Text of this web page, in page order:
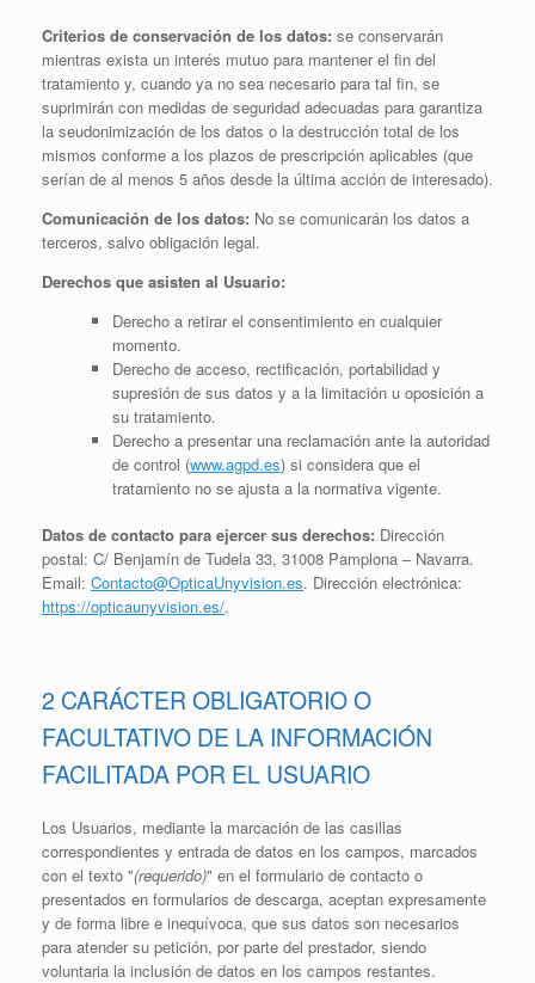
Criterios de conservación de los datos: se conservarán
mientras exista un interés mutuo para mantener el fin del
tratamiento y, cuando ya no sea necesario para tal fin, se
suprimirán con medidas de seguridad adecuadas para garantiza
la seudonimización de los datos o la destrucción total de los
mismos conforme a los plazos de prescripción aplicables (que
serían de al menos 5 años desde la última acción de interesado).
Comunicación de los datos: No se comunicarán los datos a
terceros, salvo obligación legal.
Derechos que asisten al Usuario:
Derecho a retirar el consentimiento en cualquier
momento.
Derecho de acceso, rectificación, portabilidad y
supresión de sus datos y a la limitación u oposición a
su tratamiento.
Derecho a presentar una reclamación ante la autoridad
de control (www.agpd.es) si considera que el
tratamiento no se ajusta a la normativa vigente.
Datos de contacto para ejercer sus derechos: Dirección
postal: C/ Benjamín de Tudela 33, 31008 Pamplona – Navarra.
Email: Contacto@OpticaUnyvision.es. Dirección electrónica:
https://opticaunyvision.es/.
2 CARÁCTER OBLIGATORIO O
FACULTATIVO DE LA INFORMACIÓN
FACILITADA POR EL USUARIO
Los Usuarios, mediante la marcación de las casillas
correspondientes y entrada de datos en los campos, marcados
con el texto "(requerido)" en el formulario de contacto o
presentados en formularios de descarga, aceptan expresamente
y de forma libre e inequívoca, que sus datos son necesarios
para atender su petición, por parte del prestador, siendo
voluntaria la inclusión de datos en los campos restantes.